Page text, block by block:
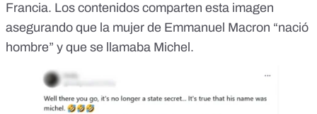
Francia. Los contenidos comparten esta imagen
asegurando que la mujer de Emmanuel Macron “nació
hombre” y que se llamaba Michel.